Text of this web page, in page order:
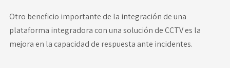
Otro beneficio importante de la integración de una
plataforma integradora con una solución de CCTV es la
mejora en la capacidad de respuesta ante incidentes.